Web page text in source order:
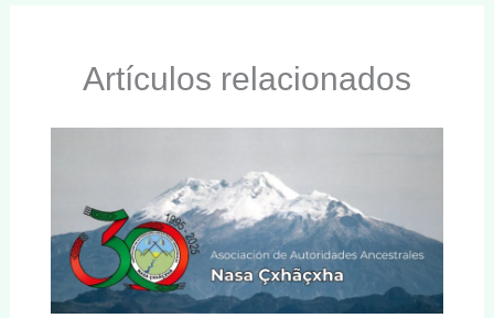
Artículos relacionados